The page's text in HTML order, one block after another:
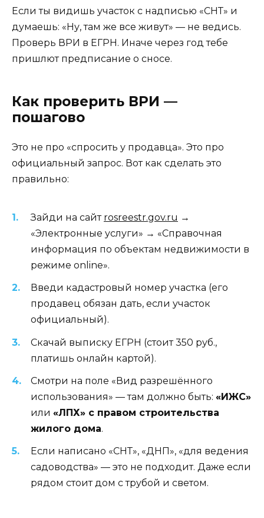
Если ты видишь участок с надписью «СНТ» и
думаешь: «Ну, там же все живут» — не ведись.
Проверь ВРИ в ЕГРН. Иначе через год тебе
пришлют предписание о сносе.
Как проверить ВРИ —
пошагово
Это не про «спросить у продавца». Это про
официальный запрос. Вот как сделать это
правильно:
Зайди на сайт rosreestr.gov.ru →
«Электронные услуги» → «Справочная
информация по объектам недвижимости в
режиме online».
Введи кадастровый номер участка (его
продавец обязан дать, если участок
официальный).
Скачай выписку ЕГРН (стоит 350 руб.,
платишь онлайн картой).
Смотри на поле «Вид разрешённого
использования» — там должно быть: «ИЖС»
или «ЛПХ» с правом строительства
жилого дома.
Если написано «СНТ», «ДНП», «для ведения
садоводства» — это не подходит. Даже если
рядом стоит дом с трубой и светом.